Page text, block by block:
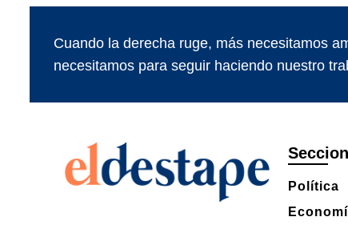
Cuando la derecha ruge, más necesitamos
necesitamos para seguir haciendo nuestro
Política